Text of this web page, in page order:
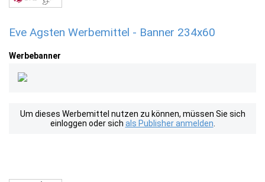
Eve Agsten Werbemittel - Banner 234x60
Werbebanner
Um dieses Werbemittel nutzen zu können, müssen Sie sich
einloggen oder sich als Publisher anmelden